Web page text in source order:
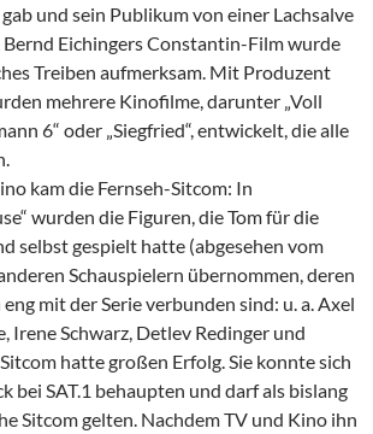
und sein Publikum von einer Lachsalve
Bernd Eichingers Constantin-Film wurde
Treiben aufmerksam. Mit Produzent
mehrere Kinofilme, darunter „Voll
6“ oder „Siegfried“, entwickelt, die alle
kam die Fernseh-Sitcom: In
wurden die Figuren, die Tom für die
selbst gespielt hatte (abgesehen vom
Schauspielern übernommen, deren
mit der Serie verbunden sind: u. a. Axel
Irene Schwarz, Detlev Redinger und
hatte großen Erfolg. Sie konnte sich
bei SAT.1 behaupten und darf als bislang
Sitcom gelten. Nachdem TV und Kino ihn